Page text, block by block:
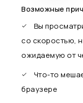
Возможные
Вы
со скоростью,
ожидаемую от
Что-то
браузере